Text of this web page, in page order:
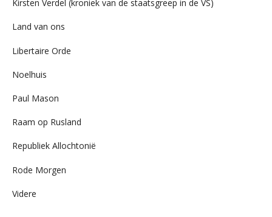
Kirsten Verdel (kroniek van de staatsgreep in de VS)
Land van ons
Libertaire Orde
Noelhuis
Paul Mason
Raam op Rusland
Republiek Allochtonië
Rode Morgen
Videre